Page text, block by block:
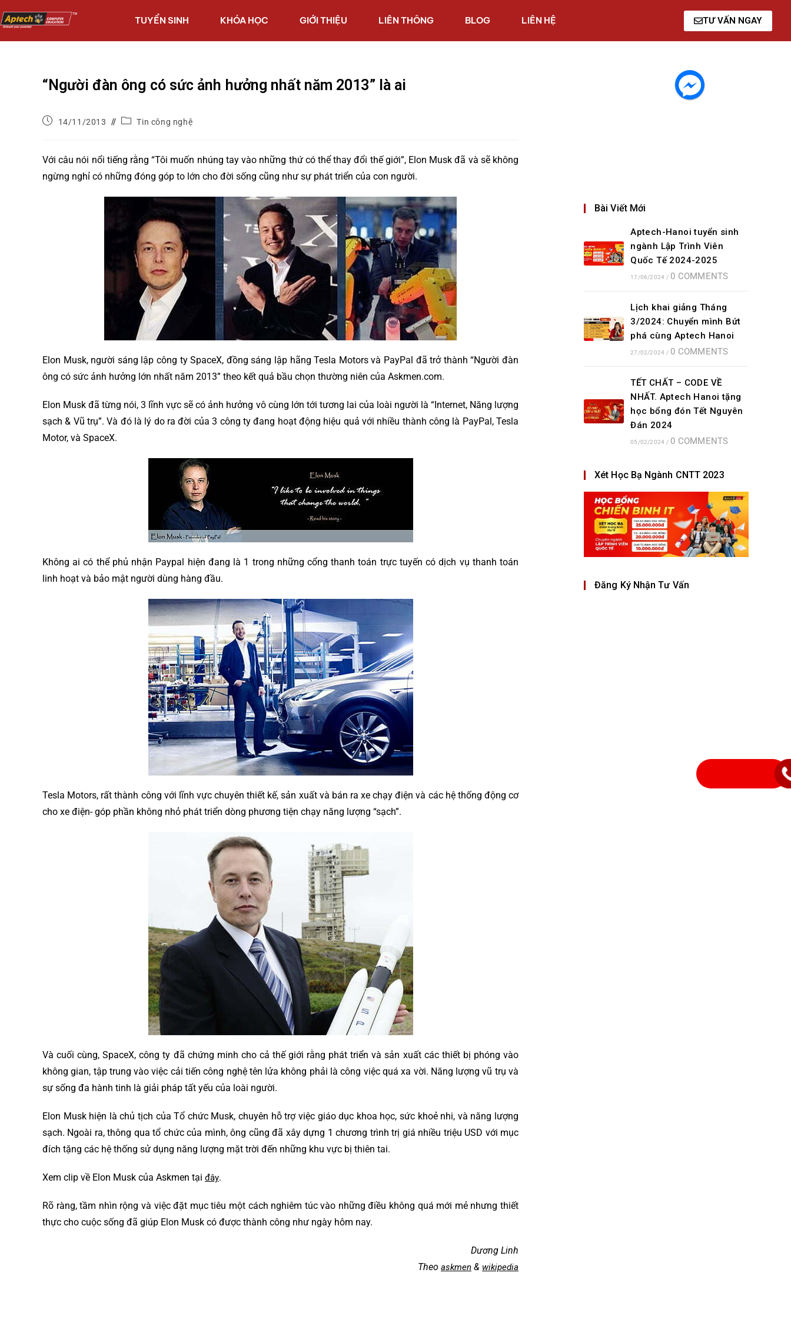
TUYỂN SINH KHÓA HỌC GIỚI THIỆU LIÊN THÔNG BLOG LIÊN HỆ TƯ VẤN NGAY
“Người đàn ông có sức ảnh hưởng nhất năm 2013” là ai
14/11/2013 Tin công nghệ
Với câu nói nổi tiếng rằng “Tôi muốn nhúng tay vào những thứ có thể thay đổi thế giới”, Elon Musk đã và sẽ không
ngừng nghỉ có những đóng góp to lớn cho đời sống cũng như sự phát triển của con người.
Elon Musk, người sáng lập công ty SpaceX, đồng sáng lập hãng Tesla Motors và PayPal đã trở thành “Người đàn
ông có sức ảnh hưởng lớn nhất năm 2013” theo kết quả bầu chọn thường niên của Askmen.com.
Elon Musk đã từng nói, 3 lĩnh vực sẽ có ảnh hưởng vô cùng lớn tới tương lai của loài người là “Internet, Năng lượng
sạch & Vũ trụ”. Và đó là lý do ra đời của 3 công ty đang hoạt động hiệu quả với nhiều thành công là PayPal, Tesla
Motor, và SpaceX.
Không ai có thể phủ nhận Paypal hiện đang là 1 trong những cổng thanh toán trực tuyến có dịch vụ thanh toán
linh hoạt và bảo mật người dùng hàng đầu.
Tesla Motors, rất thành công với lĩnh vực chuyên thiết kế, sản xuất và bán ra xe chạy điện và các hệ thống động cơ
cho xe điện- góp phần không nhỏ phát triển dòng phương tiện chạy năng lượng “sạch”.
Và cuối cùng, SpaceX, công ty đã chứng minh cho cả thế giới rằng phát triển và sản xuất các thiết bị phóng vào
không gian, tập trung vào việc cải tiến công nghệ tên lửa không phải là công việc quá xa vời. Năng lượng vũ trụ và
sự sống đa hành tinh là giải pháp tất yếu của loài người.
Elon Musk hiện là chủ tịch của Tổ chức Musk, chuyên hỗ trợ việc giáo dục khoa học, sức khoẻ nhi, và năng lượng
sạch. Ngoài ra, thông qua tổ chức của mình, ông cũng đã xây dựng 1 chương trình trị giá nhiều triệu USD với mục
đích tặng các hệ thống sử dụng năng lượng mặt trời đến những khu vực bị thiên tai.
Xem clip về Elon Musk của Askmen tại đây.
Rõ ràng, tầm nhìn rộng và việc đặt mục tiêu một cách nghiêm túc vào những điều không quá mới mẻ nhưng thiết
thực cho cuộc sống đã giúp Elon Musk có được thành công như ngày hôm nay.
Dương Linh
Theo askmen & wikipedia
Bài Viết Mới
Aptech-Hanoi tuyển sinh
ngành Lập Trình Viên
Quốc Tế 2024-2025
17/06/2024 / 0 COMMENTS
Lịch khai giảng Tháng
3/2024: Chuyển mình Bứt
phá cùng Aptech Hanoi
27/02/2024 / 0 COMMENTS
TẾT CHẤT – CODE VỀ
NHẤT. Aptech Hanoi tặng
học bổng đón Tết Nguyên
Đán 2024
05/02/2024 / 0 COMMENTS
Xét Học Bạ Ngành CNTT 2023
Đăng Ký Nhận Tư Vấn